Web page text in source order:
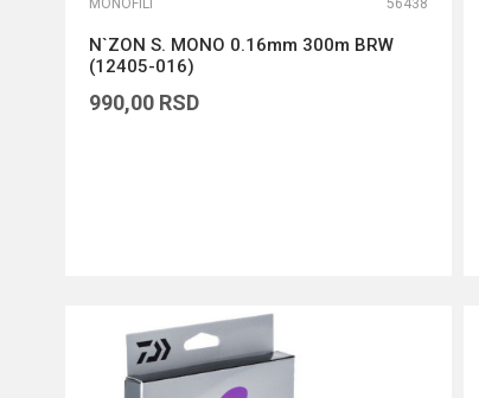
MONOFILI 56438
N`ZON S. MONO 0.16mm 300m BRW
(12405-016)
990,00 RSD